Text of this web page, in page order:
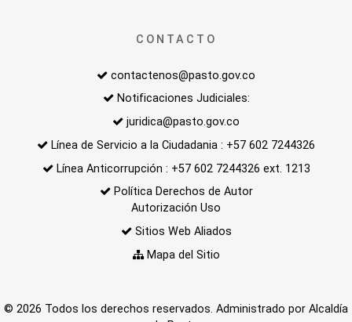
CONTACTO
contactenos@pasto.gov.co
Notificaciones Judiciales:
juridica@pasto.gov.co
Línea de Servicio a la Ciudadania : +57 602 7244326
Línea Anticorrupción : +57 602 7244326 ext. 1213
Política Derechos de Autor
Autorización Uso
Sitios Web Aliados
Mapa del Sitio
© 2026 Todos los derechos reservados. Administrado por Alcaldía